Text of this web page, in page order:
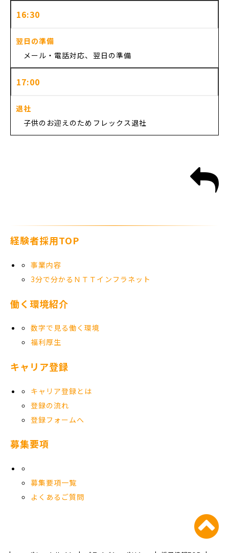
16:30
翌日の準備
メール・電話対応、翌日の準備
17:00
退社
子供のお迎えのためフレックス退社
経験者採用TOP
事業内容
3分で分かるＮＴＴインフラネット
働く環境紹介
数字で見る働く環境
福利厚生
キャリア登録
キャリア登録とは
登録の流れ
登録フォームへ
募集要項
募集要項一覧
よくあるご質問